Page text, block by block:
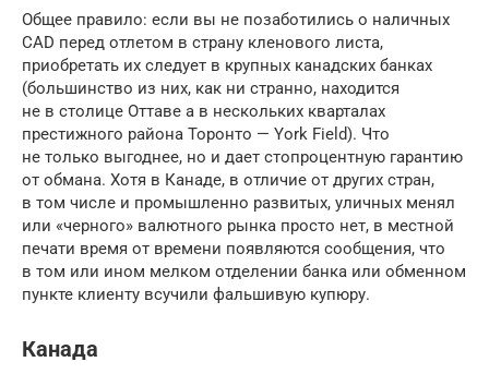
Общее правило: если вы не позаботились о наличных
CAD перед отлетом в страну кленового листа,
приобретать их следует в крупных канадских банках
(большинство из них, как ни странно, находится
не в столице Оттаве а в нескольких кварталах
престижного района Торонто — York Field). Что
не только выгоднее, но и дает стопроцентную гарантию
от обмана. Хотя в Канаде, в отличие от других стран,
в том числе и промышленно развитых, уличных менял
или «черного» валютного рынка просто нет, в местной
печати время от времени появляются сообщения, что
в том или ином мелком отделении банка или обменном
пункте клиенту всучили фальшивую купюру.
Канада